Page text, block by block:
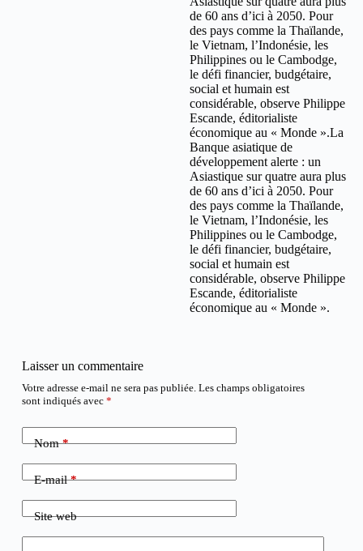
de 60 ans d’ici à 2050. Pour
des pays comme la Thaïlande,
le Vietnam, l’Indonésie, les
Philippines ou le Cambodge,
le défi financier, budgétaire,
social et humain est
considérable, observe Philippe
Escande, éditorialiste
économique au « Monde ».La
Banque asiatique de
développement alerte : un
Asiastique sur quatre aura plus
de 60 ans d’ici à 2050. Pour
des pays comme la Thaïlande,
le Vietnam, l’Indonésie, les
Philippines ou le Cambodge,
le défi financier, budgétaire,
social et humain est
considérable, observe Philippe
Escande, éditorialiste
économique au « Monde ».
Laisser un commentaire
Votre adresse e-mail ne sera pas publiée. Les champs obligatoires
sont indiqués avec *
Nom*
E-mail*
Site web